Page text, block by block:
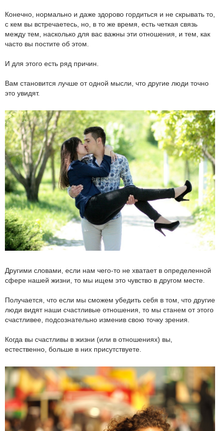
Конечно, нормально и даже здорово гордиться и не скрывать то,
с кем вы встречаетесь, но, в то же время, есть четкая связь
между тем, насколько для вас важны эти отношения, и тем, как
часто вы постите об этом.
И для этого есть ряд причин.
Вам становится лучше от одной мысли, что другие люди точно
это увидят.
Другими словами, если нам чего-то не хватает в определенной
сфере нашей жизни, то мы ищем это чувство в другом месте.
Получается, что если мы сможем убедить себя в том, что другие
люди видят наши счастливые отношения, то мы станем от этого
счастливее, подсознательно изменив свою точку зрения.
Когда вы счастливы в жизни (или в отношениях) вы,
естественно, больше в них присутствуете.